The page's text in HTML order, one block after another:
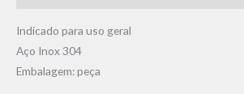
Indicado para uso geral
Aço Inox 304
Embalagem: peça